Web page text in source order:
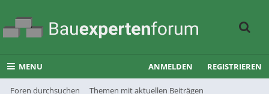
MENU
Foren durchsuchen Themen mit aktuellen Beiträgen
ANMELDEN REGISTRIEREN